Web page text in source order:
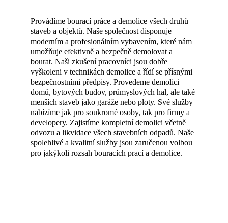
Provádíme bourací práce a demolice všech druhů
staveb a objektů. Naše společnost disponuje
moderním a profesionálním vybavením, které nám
umožňuje efektivně a bezpečně demolovat a
bourat. Naši zkušení pracovníci jsou dobře
vyškoleni v technikách demolice a řídí se přísnými
bezpečnostními předpisy. Provedeme demolici
domů, bytových budov, průmyslových hal, ale také
menších staveb jako garáže nebo ploty. Své služby
nabízíme jak pro soukromé osoby, tak pro firmy a
developery. Zajistíme kompletní demolici včetně
odvozu a likvidace všech stavebních odpadů. Naše
spolehlivé a kvalitní služby jsou zaručenou volbou
pro jakýkoli rozsah bouracích prací a demolice.